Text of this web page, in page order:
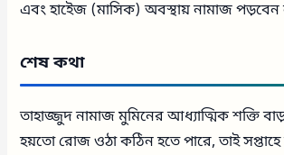
এবং হাইেজ (মাসিক) অবস্থায় নামাজ পড়বেন
শেষ কথা
তাহাজ্জুদ নামাজ মুমিনের আধ্যাত্মিক শক্তি
হয়তো রোজ ওঠা কঠিন হতে পারে, তাই